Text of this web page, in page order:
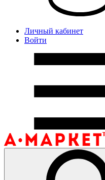
Личный кабинет
Войти